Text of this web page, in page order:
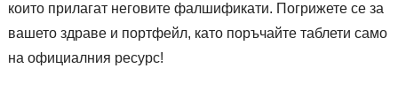
които прилагат неговите фалшификати. Погрижете се за
вашето здраве и портфейл, като поръчайте таблети само
на официалния ресурс!